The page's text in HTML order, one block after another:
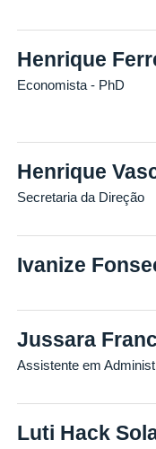
Henrique
Economista - PhD
Henrique
Secretaria da Direção
Ivanize
Jussara
Assistente em
Luti Hack